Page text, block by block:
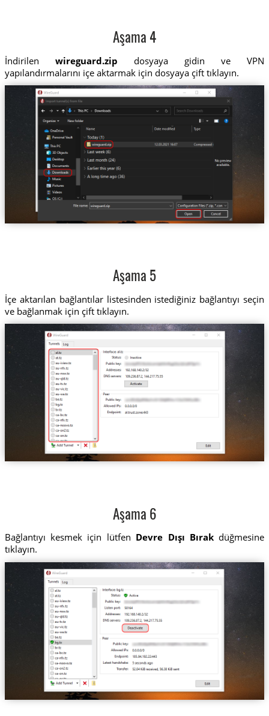
Aşama 4
İndirilen wireguard.zip dosyaya gidin ve VPN
yapılandırmalarını içe aktarmak için dosyaya çift tıklayın.
Aşama 5
İçe aktarılan bağlantılar listesinden istediğiniz bağlantıyı seçin
ve bağlanmak için çift tıklayın.
Aşama 6
Bağlantıyı kesmek için lütfen Devre Dışı Bırak düğmesine
tıklayın.